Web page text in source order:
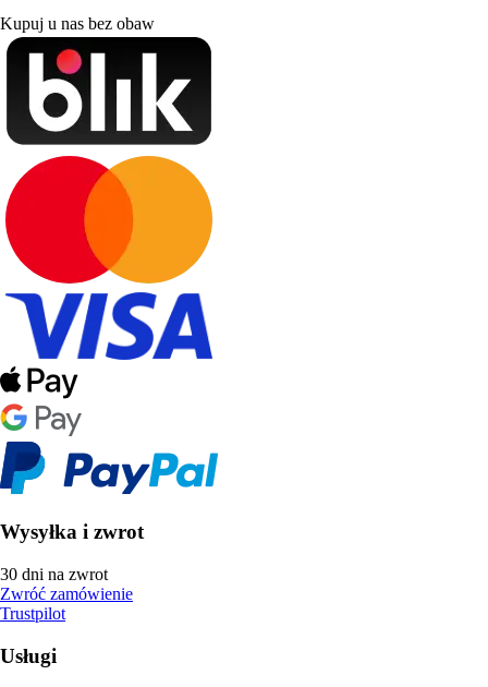
Kupuj u nas bez obaw
Wysyłka i zwrot
30 dni na zwrot
Zwróć zamówienie
Trustpilot
Usługi